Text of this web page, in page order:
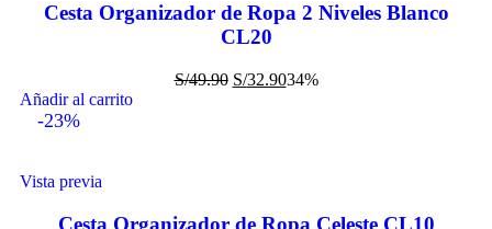
Cesta Organizador de Ropa 2 Niveles Blanco
CL20
S/49.90 S/32.9034%
Añadir al carrito
-23%
Vista previa
Cesta Organizador de Ropa Celeste CL10